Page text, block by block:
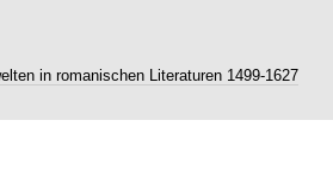
in romanischen Literaturen 1499-1627